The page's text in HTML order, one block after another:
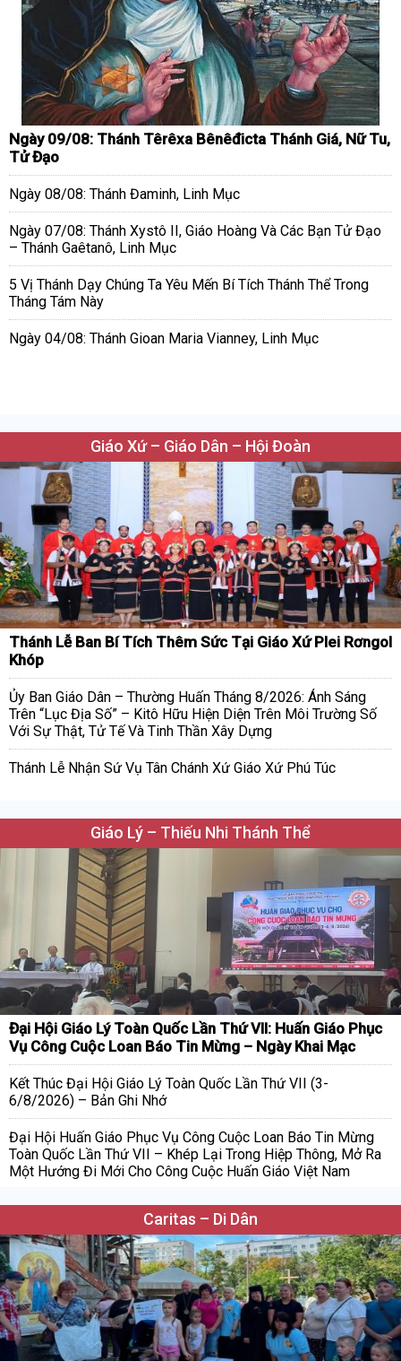
Ngày 09/08: Thánh Têrêxa Bênêđicta Thánh Giá, Nữ Tu,
Tử Đạo
Ngày 08/08: Thánh Đaminh, Linh Mục
Ngày 07/08: Thánh Xystô II, Giáo Hoàng Và Các Bạn Tử Đạo
– Thánh Gaêtanô, Linh Mục
5 Vị Thánh Dạy Chúng Ta Yêu Mến Bí Tích Thánh Thể Trong
Tháng Tám Này
Ngày 04/08: Thánh Gioan Maria Vianney, Linh Mục
Giáo Xứ – Giáo Dân – Hội Đoàn
Thánh Lễ Ban Bí Tích Thêm Sức Tại Giáo Xứ Plei Rơngol
Khóp
Ủy Ban Giáo Dân – Thường Huấn Tháng 8/2026: Ánh Sáng
Trên “Lục Địa Số” – Kitô Hữu Hiện Diện Trên Môi Trường Số
Với Sự Thật, Tử Tế Và Tinh Thần Xây Dựng
Thánh Lễ Nhận Sứ Vụ Tân Chánh Xứ Giáo Xứ Phú Túc
Giáo Lý – Thiếu Nhi Thánh Thể
Đại Hội Giáo Lý Toàn Quốc Lần Thứ VII: Huấn Giáo Phục
Vụ Công Cuộc Loan Báo Tin Mừng – Ngày Khai Mạc
Kết Thúc Đại Hội Giáo Lý Toàn Quốc Lần Thứ VII (3-
6/8/2026) – Bản Ghi Nhớ
Đại Hội Huấn Giáo Phục Vụ Công Cuộc Loan Báo Tin Mừng
Toàn Quốc Lần Thứ VII – Khép Lại Trong Hiệp Thông, Mở Ra
Một Hướng Đi Mới Cho Công Cuộc Huấn Giáo Việt Nam
Caritas – Di Dân